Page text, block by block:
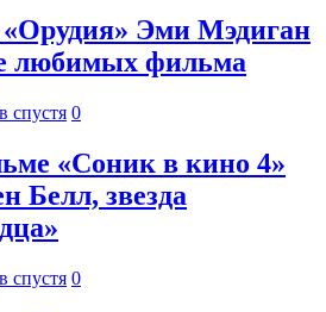
«Орудия» Эми Мэдиган
любимых фильма
спустя 0
«Соник в кино 4»
Белл, звезда
спустя 0